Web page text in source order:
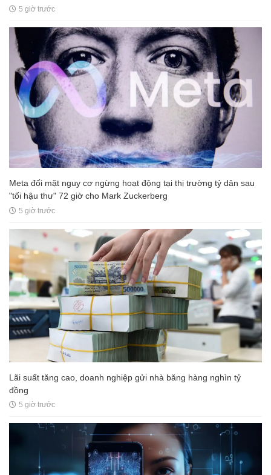
5 giờ trước
Meta đối mặt nguy cơ ngừng hoạt động tại thị trường tỷ dân sau
"tối hậu thư" 72 giờ cho Mark Zuckerberg
5 giờ trước
Lãi suất tăng cao, doanh nghiệp gửi nhà băng hàng nghìn tỷ
đồng
5 giờ trước